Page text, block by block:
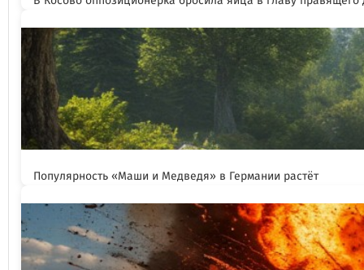
Популярность «Маши и Медведя» в Германии растёт